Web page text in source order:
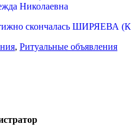
скончалась
, Ритуальные объявления